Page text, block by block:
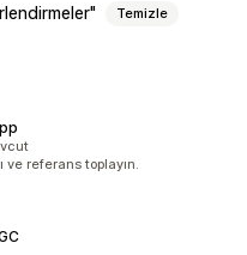
Temizle
ve referans toplayın.